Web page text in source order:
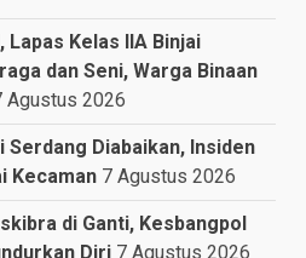
Lapas Kelas IIA Binjai
dan Seni, Warga Binaan
Agustus 2026
Serdang Diabaikan, Insiden
Kecaman 7 Agustus 2026
di Ganti, Kesbangpol
Diri 7 Agustus 2026